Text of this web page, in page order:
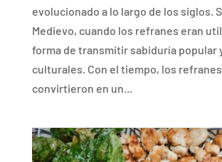
evolucionado a lo largo de los siglos.
Medievo, cuando los refranes eran
forma de transmitir sabiduría popular
culturales. Con el tiempo, los
convirtieron en un...